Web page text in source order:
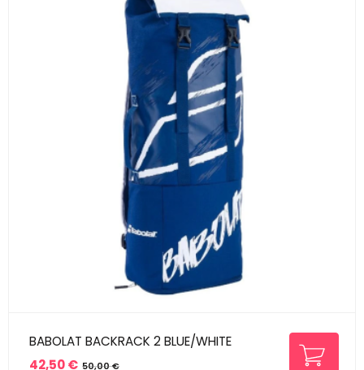
BABOLAT BACKRACK 2 BLUE/WHITE
42,50 € 50,00 €